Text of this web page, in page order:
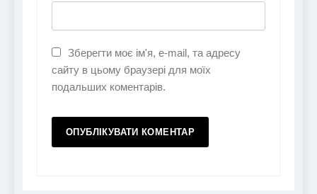
Зберегти моє ім'я, e-mail, та адресу
сайту в цьому браузері для моїх
подальших коментарів.